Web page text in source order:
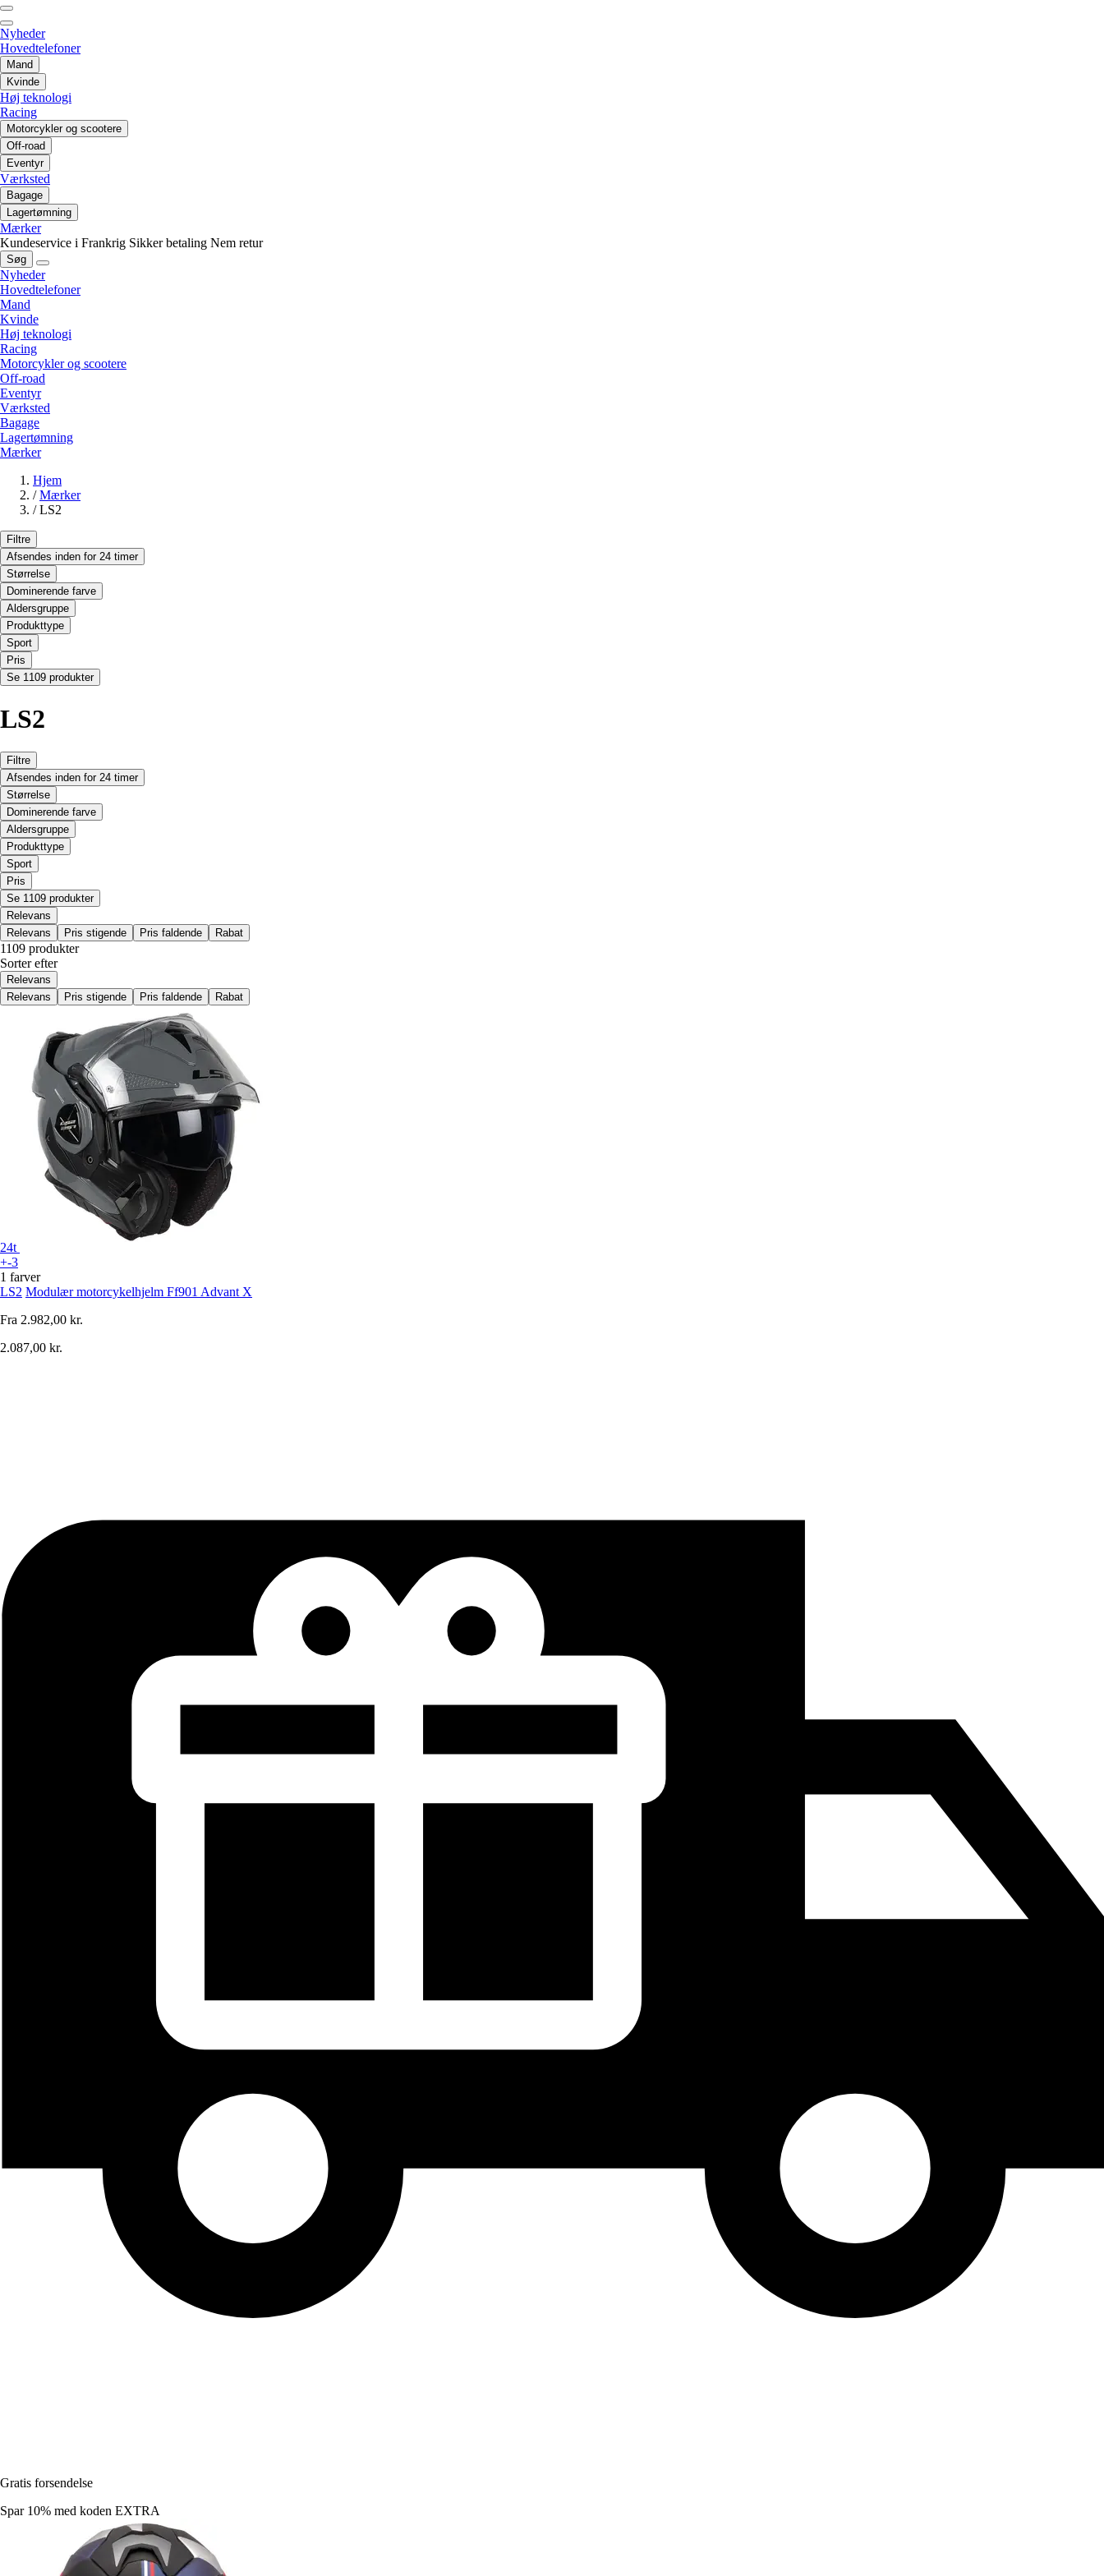
Nyheder
Hovedtelefoner
Mand
Kvinde
Høj teknologi
Racing
Motorcykler og scootere
Off-road
Eventyr
Værksted
Bagage
Lagertømning
Mærker
Kundeservice i Frankrig Sikker betaling Nem retur
Søg
Nyheder
Hovedtelefoner
Mand
Kvinde
Høj teknologi
Racing
Motorcykler og scootere
Off-road
Eventyr
Værksted
Bagage
Lagertømning
Mærker
Hjem
/ Mærker
/ LS2
Filtre
Afsendes inden for 24 timer
Størrelse
Dominerende farve
Aldersgruppe
Produkttype
Sport
Pris
Se 1109 produkter
LS2
Filtre
Afsendes inden for 24 timer
Størrelse
Dominerende farve
Aldersgruppe
Produkttype
Sport
Pris
Se 1109 produkter
Relevans
Relevans
Pris stigende Pris faldende Rabat
1109 produkter
Sorter efter
Relevans
Relevans
Pris stigende Pris faldende Rabat
24t
+-3
1 farver
LS2 Modulær motorcykelhjelm Ff901 Advant X
Fra 2.982,00 kr.
2.087,00 kr.
Gratis forsendelse
Spar 10% med koden EXTRA